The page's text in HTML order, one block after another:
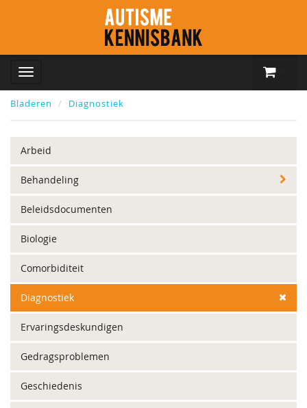
Bladeren Diagnostiek
Arbeid
Behandeling
Beleidsdocumenten
Biologie
Comorbiditeit
Diagnostiek
Ervaringsdeskundigen
Gedragsproblemen
Geschiedenis